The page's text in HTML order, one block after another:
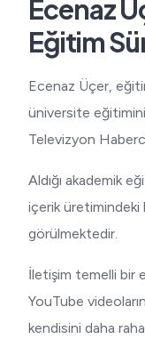
Ecenaz
Eğitim
Ecenaz Üçer,
üniversite
Televizyon
Aldığı akademik
içerik üretimindeki
görülmektedir.
İletişim temelli bir
YouTube
kendisini daha